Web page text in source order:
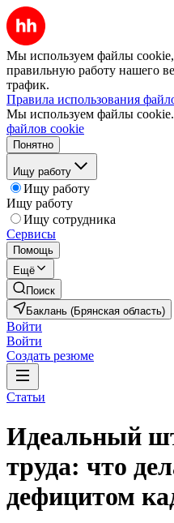
Мы используем файлы cookie,
правильную работу нашего
трафик.
Правила использования
Мы используем файлы cookie.
файлов cookie
Понятно
Ищу работу
Ищу работу
Ищу работу
Ищу сотрудника
Сервисы
Помощь
Ещё
Поиск
Баклань (Брянская область)
Войти
Войти
Создать резюме
Статьи
Идеальный
труда: что
дефицитом